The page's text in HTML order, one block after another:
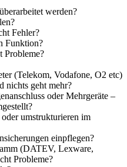
werden?
Fehler?
Funktion?
Probleme?
(Telekom, Vodafone, O2 etc)
nichts geht mehr?
oder Mehrgeräte –
umstrukturieren im
einpflegen?
(DATEV, Lexware,
Probleme?